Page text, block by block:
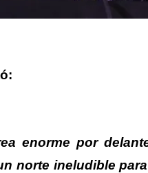
enorme por
norte ineludible